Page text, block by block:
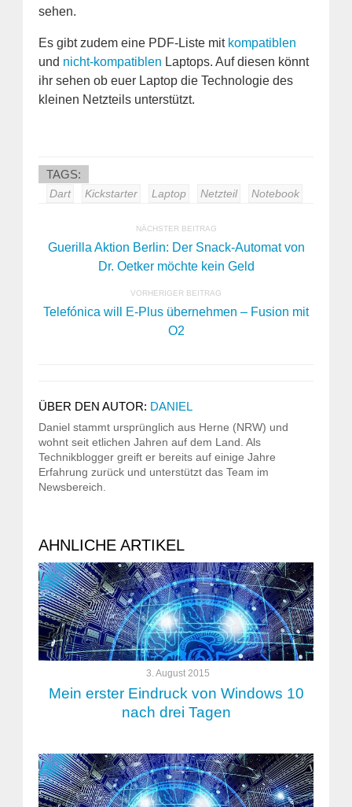
sehen.
Es gibt zudem eine PDF-Liste mit kompatiblen
und nicht-kompatiblen Laptops. Auf diesen könnt
ihr sehen ob euer Laptop die Technologie des
kleinen Netzteils unterstützt.
TAGS:
Dart Kickstarter Laptop Netzteil Notebook
NÄCHSTER BEITRAG
Guerilla Aktion Berlin: Der Snack-Automat von
Dr. Oetker möchte kein Geld
VORHERIGER BEITRAG
Telefónica will E-Plus übernehmen – Fusion mit
O2
ÜBER DEN AUTOR: DANIEL
Daniel stammt ursprünglich aus Herne (NRW) und
wohnt seit etlichen Jahren auf dem Land. Als
Technikblogger greift er bereits auf einige Jahre
Erfahrung zurück und unterstützt das Team im
Newsbereich.
AHNLICHE ARTIKEL
3. August 2015
Mein erster Eindruck von Windows 10
nach drei Tagen